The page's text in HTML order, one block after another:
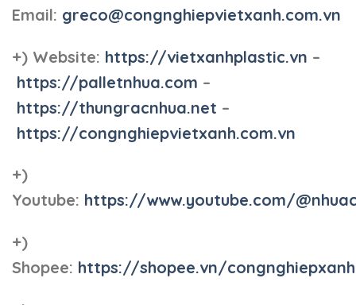
Email: greco@congnghiepvietxanh.com.vn
+) Website: https://vietxanhplastic.vn –
https://palletnhua.com –
https://thungracnhua.net –
https://congnghiepvietxanh.com.vn
+)
Youtube: https://www.youtube.com/
+)
Shopee: https://shopee.vn/